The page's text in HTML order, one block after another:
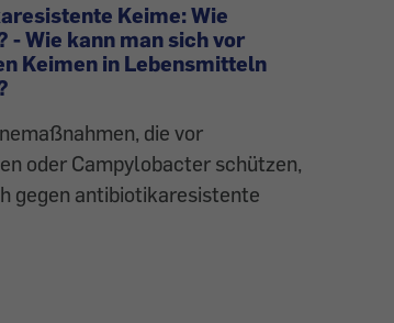
Keime: Wie
- Wie kann man sich vor
Keimen in Lebensmitteln
die vor
oder Campylobacter schützen,
gegen antibiotikaresistente